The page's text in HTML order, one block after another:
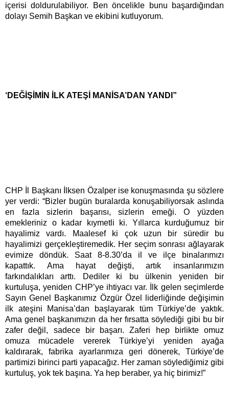
içerisi doldurulabiliyor. Ben öncelikle bunu başardığından
dolayı Semih Başkan ve ekibini kutluyorum.
‘DEĞİŞİMİN İLK ATEŞİ MANİSA’DAN YANDI”
CHP İl Başkanı İlksen Özalper ise konuşmasında şu sözlere
yer verdi: “Bizler bugün buralarda konuşabiliyorsak aslında
en fazla sizlerin başarısı, sizlerin emeği. O yüzden
emekleriniz o kadar kıymetli ki. Yıllarca kurduğumuz bir
hayalimiz vardı. Maalesef ki çok uzun bir süredir bu
hayalimizi gerçekleştiremedik. Her seçim sonrası ağlayarak
evimize döndük. Saat 8-8.30’da il ve ilçe binalarımızı
kapattık. Ama hayat değişti, artık insanlarımızın
farkındalıkları arttı. Dediler ki bu ülkenin yeniden bir
kurtuluşa, yeniden CHP’ye ihtiyacı var. İlk gelen seçimlerde
Sayın Genel Başkanımız Özgür Özel liderliğinde değişimin
ilk ateşini Manisa’dan başlayarak tüm Türkiye’de yaktık.
Ama genel başkanımızın da her fırsatta söylediği gibi bu bir
zafer değil, sadece bir başarı. Zaferi hep birlikte omuz
omuza mücadele vererek Türkiye’yi yeniden ayağa
kaldırarak, fabrika ayarlarımıza geri dönerek, Türkiye’de
partimizi birinci parti yapacağız. Her zaman söylediğimiz gibi
kurtuluş, yok tek başına. Ya hep beraber, ya hiç birimiz!”